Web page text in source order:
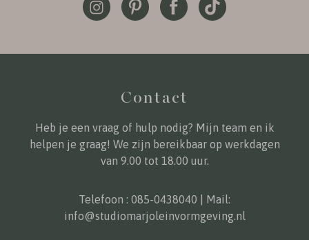
Contact
Heb je een vraag of hulp nodig? Mijn team en ik
helpen je graag! We zijn bereikbaar op werkdagen
van 9.00 tot 18.00 uur.
Telefoon : 085-0438040 | Mail:
info@studiomarjoleinvormgeving.nl